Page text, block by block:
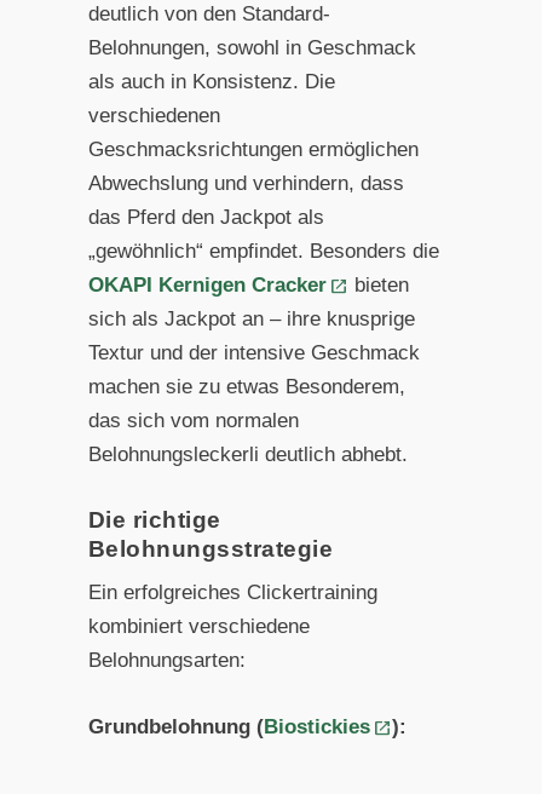
deutlich von den Standard-
Belohnungen, sowohl in Geschmack
als auch in Konsistenz. Die
verschiedenen
Geschmacksrichtungen ermöglichen
Abwechslung und verhindern, dass
das Pferd den Jackpot als
„gewöhnlich“ empfindet. Besonders die
OKAPI Kernigen Cracker
bieten
sich als Jackpot an – ihre knusprige
Textur und der intensive Geschmack
machen sie zu etwas Besonderem,
das sich vom normalen
Belohnungsleckerli deutlich abhebt.
Die richtige
Belohnungsstrategie
Ein erfolgreiches Clickertraining
kombiniert verschiedene
Belohnungsarten:
Grundbelohnung (Biostickies ):